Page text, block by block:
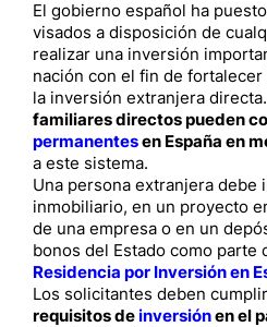
El gobierno español ha
visados a disposición de
realizar una inversión
nación con el fin de
la inversión extranjera directa.
familiares directos pueden
permanentesen España en
a este sistema.
Una persona extranjera
inmobiliario, en un proyecto
de una empresa o en un
bonos del Estado como parte
Residencia por Inversión en
Los solicitantes deben
requisitos deinversiónen el